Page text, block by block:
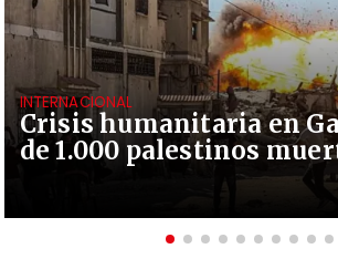
Crisis humanitaria en
de 1.000 palestinos
INTERNACIONAL